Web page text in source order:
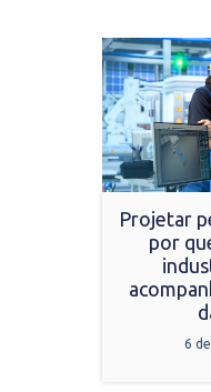
Projetar
por
6